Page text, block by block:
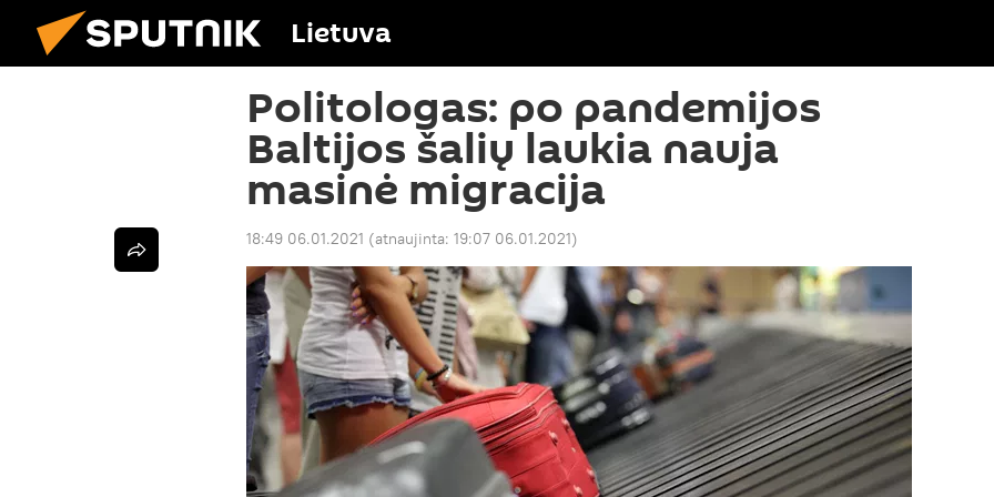
Lietuva
Politologas: po pandemijos
Baltijos šalių laukia nauja
masinė migracija
18:49 06.01.2021 (atnaujinta: 19:07 06.01.2021)